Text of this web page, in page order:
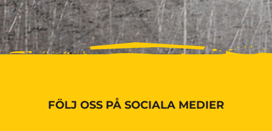
FÖLJ OSS PÅ SOCIALA MEDIER